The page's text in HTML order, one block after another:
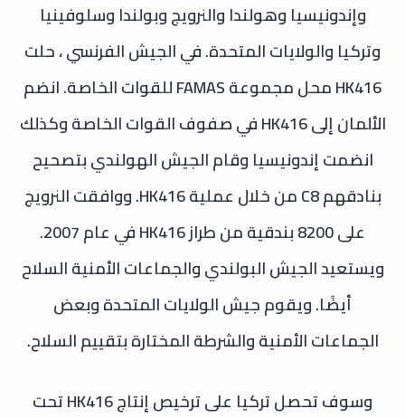
وإندونيسيا وهولندا والنرويج وبولندا وسلوفينيا
وتركيا والولايات المتحدة. في الجيش الفرنسي ، حلت
HK416 محل مجموعة FAMAS للقوات الخاصة. انضم
الألمان إلى HK416 في صفوف القوات الخاصة وكذلك
انضمت إندونيسيا وقام الجيش الهولندي بتصحيح
بنادقهم C8 من خلال عملية HK416. ووافقت النرويج
على 8200 بندقية من طراز HK416 في عام 2007.
ويستعيد الجيش البولندي والجماعات الأمنية السلاح
أيضًا. ويقوم جيش الولايات المتحدة وبعض
الجماعات الأمنية والشرطة المختارة بتقييم السلاح.
وسوف تحصل تركيا على ترخيص إنتاج HK416 تحت